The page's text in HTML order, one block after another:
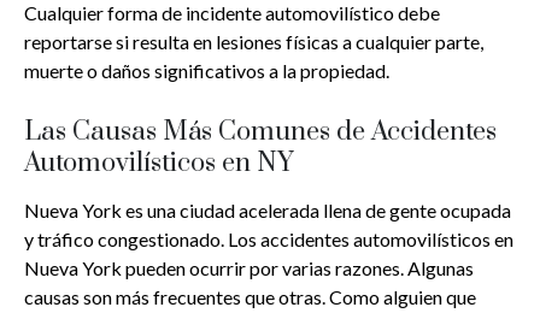
Cualquier forma de incidente automovilístico debe
reportarse si resulta en lesiones físicas a cualquier parte,
muerte o daños significativos a la propiedad.
Las Causas Más Comunes de Accidentes
Automovilísticos en NY
Nueva York es una ciudad acelerada llena de gente ocupada
y tráfico congestionado. Los accidentes automovilísticos en
Nueva York pueden ocurrir por varias razones. Algunas
causas son más frecuentes que otras. Como alguien que